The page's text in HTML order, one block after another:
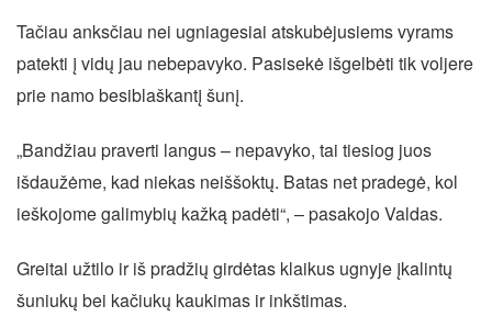
Tačiau anksčiau nei ugniagesiai atskubėjusiems vyrams
patekti į vidų jau nebepavyko. Pasisekė išgelbėti tik voljere
prie namo besiblaškantį šunį.
„Bandžiau praverti langus – nepavyko, tai tiesiog juos
išdaužėme, kad niekas neiššoktų. Batas net pradegė, kol
ieškojome galimybių kažką padėti“, – pasakojo Valdas.
Greitai užtilo ir iš pradžių girdėtas klaikus ugnyje įkalintų
šuniukų bei kačiukų kaukimas ir inkštimas.